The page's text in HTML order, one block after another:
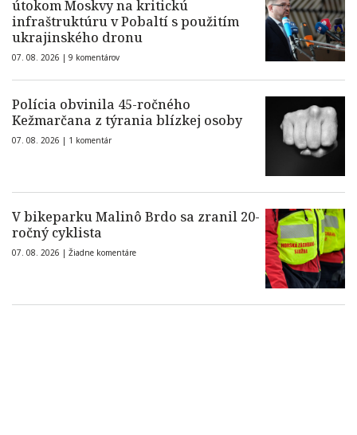
útokom Moskvy na kritickú
infraštruktúru v Pobaltí s použitím
ukrajinského dronu
07. 08. 2026 | 9 komentárov
Polícia obvinila 45-ročného
Kežmarčana z týrania blízkej osoby
07. 08. 2026 | 1 komentár
V bikeparku Malinô Brdo sa zranil 20-
ročný cyklista
07. 08. 2026 | Žiadne komentáre